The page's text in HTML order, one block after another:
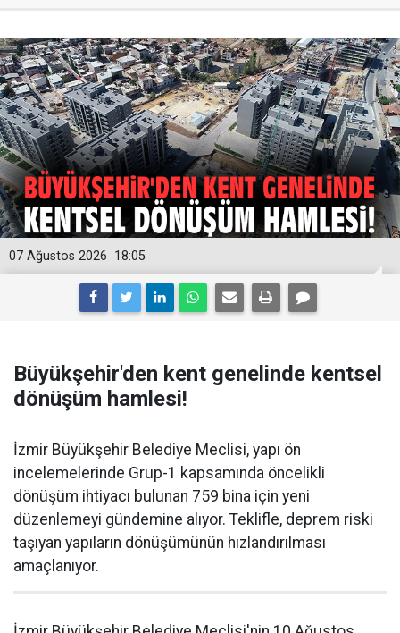
18:05
07 Ağustos 2026
Büyükşehir'den kent genelinde kentsel
dönüşüm hamlesi!
İzmir Büyükşehir Belediye Meclisi, yapı ön
incelemelerinde Grup-1 kapsamında öncelikli
dönüşüm ihtiyacı bulunan 759 bina için yeni
düzenlemeyi gündemine alıyor. Teklifle, deprem riski
taşıyan yapıların dönüşümünün hızlandırılması
amaçlanıyor.